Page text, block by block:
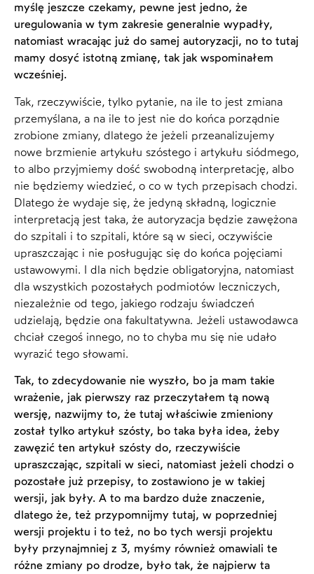
myślę jeszcze czekamy, pewne jest jedno, że
uregulowania w tym zakresie generalnie wypadły,
natomiast wracając już do samej autoryzacji, no to tutaj
mamy dosyć istotną zmianę, tak jak wspominałem
wcześniej.
Tak, rzeczywiście, tylko pytanie, na ile to jest zmiana
przemyślana, a na ile to jest nie do końca porządnie
zrobione zmiany, dlatego że jeżeli przeanalizujemy
nowe brzmienie artykułu szóstego i artykułu siódmego,
to albo przyjmiemy dość swobodną interpretację, albo
nie będziemy wiedzieć, o co w tych przepisach chodzi.
Dlatego że wydaje się, że jedyną składną, logicznie
interpretacją jest taka, że autoryzacja będzie zawężona
do szpitali i to szpitali, które są w sieci, oczywiście
upraszczając i nie posługując się do końca pojęciami
ustawowymi. I dla nich będzie obligatoryjna, natomiast
dla wszystkich pozostałych podmiotów leczniczych,
niezależnie od tego, jakiego rodzaju świadczeń
udzielają, będzie ona fakultatywna. Jeżeli ustawodawca
chciał czegoś innego, no to chyba mu się nie udało
wyrazić tego słowami.
Tak, to zdecydowanie nie wyszło, bo ja mam takie
wrażenie, jak pierwszy raz przeczytałem tą nową
wersję, nazwijmy to, że tutaj właściwie zmieniony
został tylko artykuł szósty, bo taka była idea, żeby
zawęzić ten artykuł szósty do, rzeczywiście
upraszczając, szpitali w sieci, natomiast jeżeli chodzi o
pozostałe już przepisy, to zostawiono je w takiej
wersji, jak były. A to ma bardzo duże znaczenie,
dlatego że, też przypomnijmy tutaj, w poprzedniej
wersji projektu i to też, no bo tych wersji projektu
były przynajmniej z 3, myśmy również omawiali te
różne zmiany po drodze, było tak, że najpierw ta